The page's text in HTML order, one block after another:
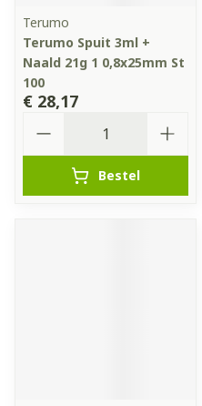
Terumo
Terumo Spuit 3ml +
Naald 21g 1 0,8x25mm St
100
€ 28,17
Bestel